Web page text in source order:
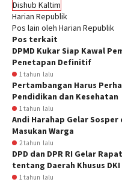
Dishub Kaltim
Harian Republik
Pos lain oleh Harian Republik
Pos terkait
DPMD Kukar Siap Kawal
Penetapan Definitif
1 tahun lalu
Pertambangan Harus
Pendidikan dan Kesehatan
1 tahun lalu
Andi Harahap Gelar Sosper
Masukan Warga
2 tahun lalu
DPD dan DPR RI Gelar
tentang Daerah Khusus
1 tahun lalu